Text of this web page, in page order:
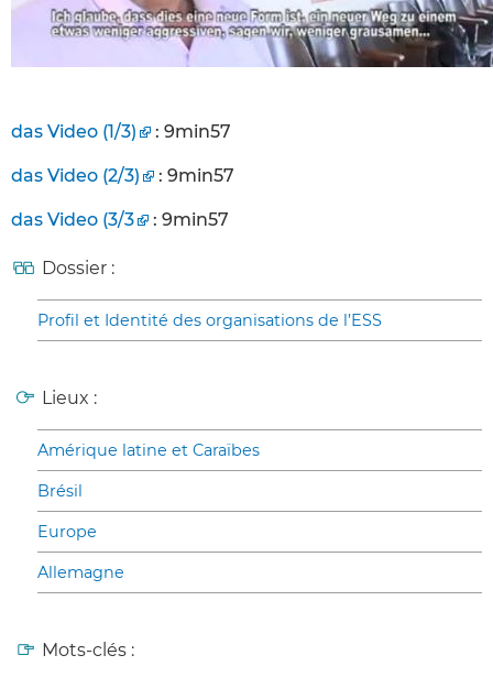
das Video (1/3) : 9min57
das Video (2/3) : 9min57
das Video (3/3 : 9min57
Dossier :
Profil et Identité des organisations de l’ESS
Lieux :
Amérique latine et Caraïbes
Brésil
Europe
Allemagne
Mots-clés :